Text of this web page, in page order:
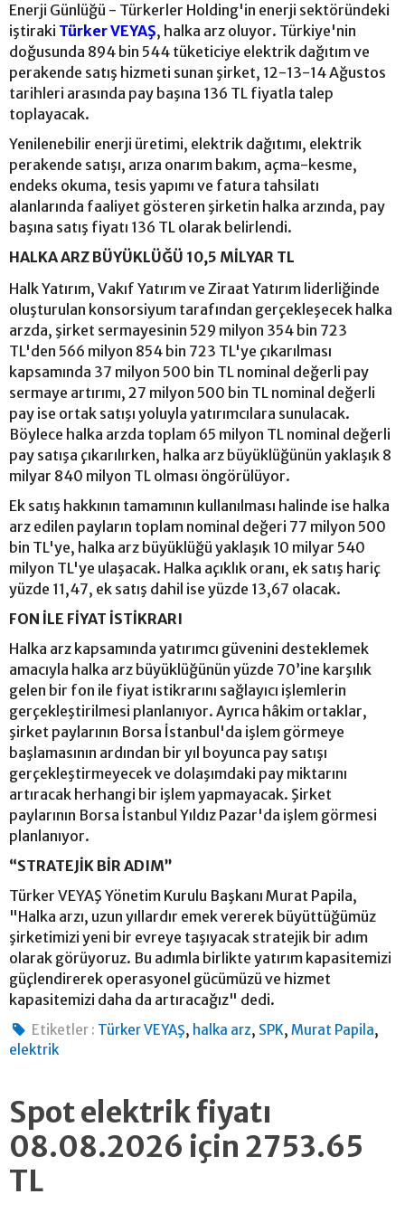
Enerji Günlüğü - Türkerler Holding'in enerji sektöründeki
iştiraki Türker VEYAŞ, halka arz oluyor. Türkiye'nin
doğusunda 894 bin 544 tüketiciye elektrik dağıtım ve
perakende satış hizmeti sunan şirket, 12-13-14 Ağustos
tarihleri arasında pay başına 136 TL fiyatla talep
toplayacak.
Yenilenebilir enerji üretimi, elektrik dağıtımı, elektrik
perakende satışı, arıza onarım bakım, açma-kesme,
endeks okuma, tesis yapımı ve fatura tahsilatı
alanlarında faaliyet gösteren şirketin halka arzında, pay
başına satış fiyatı 136 TL olarak belirlendi.
HALKA ARZ BÜYÜKLÜĞÜ 10,5 MİLYAR TL
Halk Yatırım, Vakıf Yatırım ve Ziraat Yatırım liderliğinde
oluşturulan konsorsiyum tarafından gerçekleşecek halka
arzda, şirket sermayesinin 529 milyon 354 bin 723
TL'den 566 milyon 854 bin 723 TL'ye çıkarılması
kapsamında 37 milyon 500 bin TL nominal değerli pay
sermaye artırımı, 27 milyon 500 bin TL nominal değerli
pay ise ortak satışı yoluyla yatırımcılara sunulacak.
Böylece halka arzda toplam 65 milyon TL nominal değerli
pay satışa çıkarılırken, halka arz büyüklüğünün yaklaşık 8
milyar 840 milyon TL olması öngörülüyor.
Ek satış hakkının tamamının kullanılması halinde ise halka
arz edilen payların toplam nominal değeri 77 milyon 500
bin TL'ye, halka arz büyüklüğü yaklaşık 10 milyar 540
milyon TL'ye ulaşacak. Halka açıklık oranı, ek satış hariç
yüzde 11,47, ek satış dahil ise yüzde 13,67 olacak.
FON İLE FİYAT İSTİKRARI
Halka arz kapsamında yatırımcı güvenini desteklemek
amacıyla halka arz büyüklüğünün yüzde 70’ine karşılık
gelen bir fon ile fiyat istikrarını sağlayıcı işlemlerin
gerçekleştirilmesi planlanıyor. Ayrıca hâkim ortaklar,
şirket paylarının Borsa İstanbul'da işlem görmeye
başlamasının ardından bir yıl boyunca pay satışı
gerçekleştirmeyecek ve dolaşımdaki pay miktarını
artıracak herhangi bir işlem yapmayacak. Şirket
paylarının Borsa İstanbul Yıldız Pazar'da işlem görmesi
planlanıyor.
“STRATEJİK BİR ADIM”
Türker VEYAŞ Yönetim Kurulu Başkanı Murat Papila,
"Halka arzı, uzun yıllardır emek vererek büyüttüğümüz
şirketimizi yeni bir evreye taşıyacak stratejik bir adım
olarak görüyoruz. Bu adımla birlikte yatırım kapasitemizi
güçlendirerek operasyonel gücümüzü ve hizmet
kapasitemizi daha da artıracağız" dedi.
Etiketler : Türker VEYAŞ, halka arz, SPK,Murat Papila,
elektrik
Spot elektrik fiyatı
08.08.2026 için 2753.65
TL